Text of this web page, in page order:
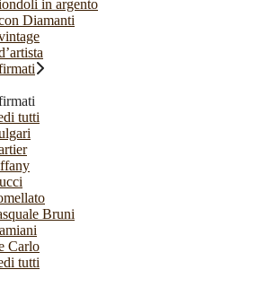
in argento
Diamanti
tutti
Bruni
Carlo
tutti